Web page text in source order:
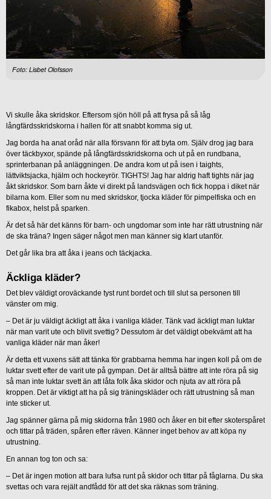
Foto: Lisbet Olofsson
Vi skulle åka skridskor. Eftersom sjön höll på att frysa på så låg
långfärdsskridskorna i hallen för att snabbt komma sig ut.
Jag borda ha anat oråd när alla försvann för att byta om. Själv drog jag bara
över täckbyxor, spände på långfärdsskridskorna och ut på en rundbana,
sprinterbanan på anläggningen. De andra kom ut på isen i taights,
lättviktsjacka, hjälm och hockeyrör. TIGHTS! Jag har aldrig haft tights när jag
åkt skridskor. Som barn åkte vi direkt på landsvägen och fick hoppa i diket när
bilarna kom. Eller som nu med skridskor, tjocka kläder för pimpelfiska och en
fikabox, helst på sparken.
Är det så här det känns för barn- och ungdomar som inte har rätt utrustning när
de ska träna? Ingen säger något men man känner sig klart utanför.
Det går lika bra att åka i jeans och täckjacka.
Äckliga kläder?
Det blev väldigt oroväckande tyst runt bordet och till slut sa personen till
vänster om mig.
– Det är ju väldigt äckligt att åka i vanliga kläder. Tänk vad äckligt man luktar
när man varit ute och blivit svettig? Dessutom är det väldigt obekvämt att ha
vanliga kläder när man åker!
Är detta ett vuxens sätt att tänka för grabbarna hemma har ingen koll på om de
luktar svett efter de varit ute på gympan. Det är alltså bättre att inte röra på sig
så man inte luktar svett än att låta folk åka skidor och njuta av att röra på
kroppen. Det är viktigt att ha på sig träningskläder och rätt utrustning så man
inte sticker ut.
Jag spänner gärna på mig skidorna från 1980 och åker en bit efter skoterspåret
och tittar på träden, spåren efter räven. Känner inget behov av att köpa ny
utrustning.
En annan tog ton och sa:
– Det är ingen motion att bara lufsa runt på skidor och tittar på fåglarna. Du ska
svettas och vara rejält andfådd för att det ska räknas som träning.